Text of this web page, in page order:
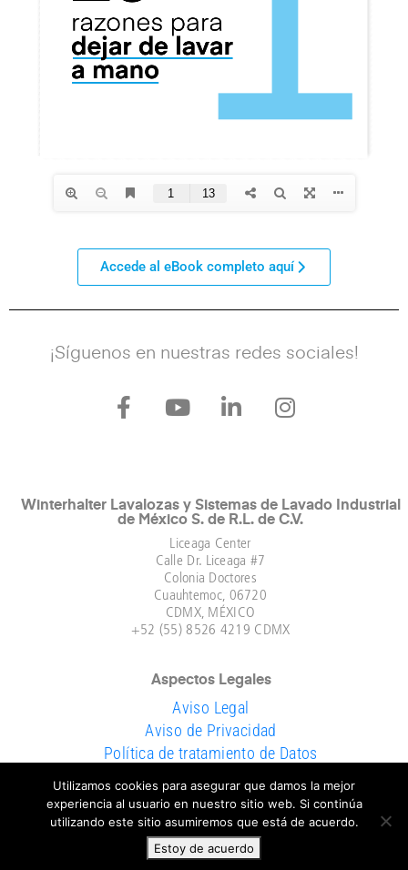
Accede al eBook completo aquí
¡Síguenos en nuestras redes sociales!
Winterhalter Lavalozas y Sistemas de Lavado Industrial
de México S. de R.L. de C.V.​
Liceaga Center
Calle Dr. Liceaga #7
Colonia Doctores
Cuauhtemoc, 06720
CDMX, MÉXICO
+52 (55) 8526 4219 CDMX
Aspectos Legales
Aviso Legal
Aviso de Privacidad
Política de tratamiento de Datos
¡Síguenos en Redes Sociales!​
Utilizamos cookies para asegurar que damos la mejor
experiencia al usuario en nuestro sitio web. Si continúa
utilizando este sitio asumiremos que está de acuerdo.
Estoy de acuerdo